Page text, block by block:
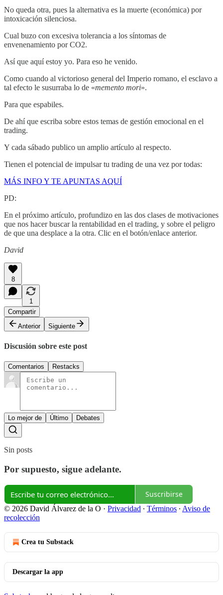
No queda otra, pues la alternativa es la muerte (económica) por
intoxicación silenciosa.
Cual buzo con excesiva tolerancia a los síntomas de
envenenamiento por CO2.
Así que aquí estoy yo. Para eso he venido.
Como cuando al victorioso general del Imperio romano, el esclavo a
tal efecto le susurraba lo de «memento mori».
Para que espabiles.
De ahí que escriba sobre estos temas de gestión emocional en el
trading.
Y cada sábado publico un amplio artículo al respecto.
Tienen el potencial de impulsar tu trading de una vez por todas:
MÁS INFO Y TE APUNTAS AQUÍ
PD:
En el próximo artículo, profundizo en las dos clases de motivaciones
que nos hacer buscar la rentabilidad en el trading, y sobre el peligro
de que una desplace a la otra. Clic en el botón/enlace anterior.
David
8
1
Compartir
Anterior
Siguiente
Discusión sobre este post
Comentarios Restacks
Lo mejor de Último Debates
Sin posts
Por supuesto, sigue adelante.
Suscribirse
© 2026 David Álvarez de la O · Privacidad ∙ Términos ∙ Aviso de
recolección
Crea tu Substack
Descargar la app